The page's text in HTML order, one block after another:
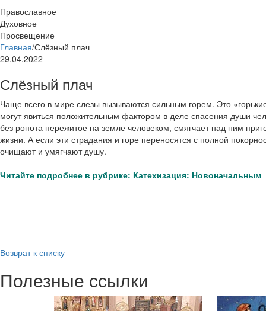
Православное
Духовное
Просвещение
Главная/Слёзный плач
29.04.2022
Слёзный плач
Чаще всего в мире слезы вызываются сильным горем. Это
могут явиться положительным фактором в деле спасения души
без ропота пережитое на земле человеком, смягчает над ним
жизни. А если эти страдания и горе переносятся с полной
очищают и умягчают душу.
Читайте подробнее в рубрике: Катехизация: Новоначальным
Возврат к списку
Полезные ссылки